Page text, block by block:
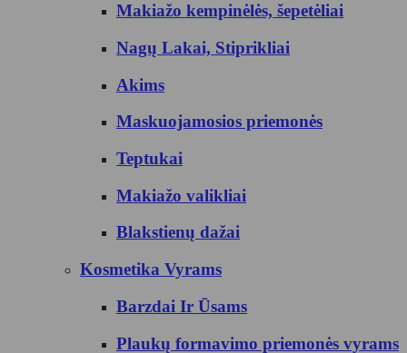
Makiažo kempinėlės, šepetėliai
Nagų Lakai, Stiprikliai
Akims
Maskuojamosios priemonės
Teptukai
Makiažo valikliai
Blakstienų dažai
Kosmetika Vyrams
Barzdai Ir Ūsams
Plaukų formavimo priemonės vyrams